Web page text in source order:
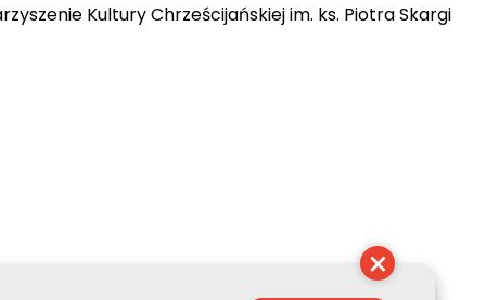
Kultury Chrześcijańskiej im. ks. Piotra Skargi
×